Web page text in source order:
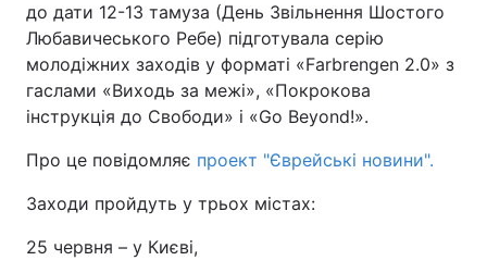
Дніпро
Одеса
Спорт Наука
Техно і зв'язок Лайт
до дати 12-13 тамуза (День Звільнення Шостого
Любавичеського Ребе) підготувала серію
молодіжних заходів у форматі «Farbrengen 2.0» з
гаслами «Виходь за межі», «Покрокова
інструкція до Свободи» і «Go Beyond!».
Про це повідомляє проект "Єврейські новини".
Заходи пройдуть у трьох містах:
25 червня – у Києві,